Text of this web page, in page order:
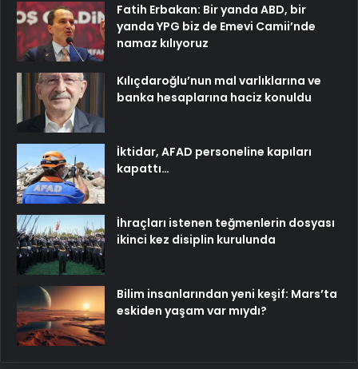
Fatih Erbakan: Bir yanda ABD, bir
yanda YPG biz de Emevi Camii’nde
namaz kılıyoruz
Kılıçdaroğlu’nun mal varlıklarına ve
banka hesaplarına haciz konuldu
İktidar, AFAD personeline kapıları
kapattı…
İhraçları istenen teğmenlerin dosyası
ikinci kez disiplin kurulunda
Bilim insanlarından yeni keşif: Mars’ta
eskiden yaşam var mıydı?